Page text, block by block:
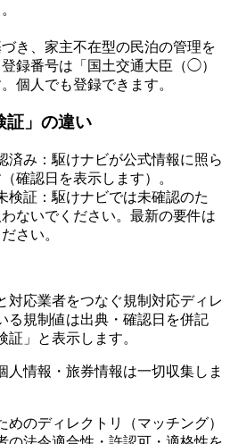
き、家主不在型の民泊の管理を
録番号は「国土交通大臣（◯）
個人でも登録できます。
証」の違い
済み：駆けナビが公式情報に照ら
確認日を表示します）。
検証：駆けナビでは未確認のた
ないでください。最新の要件は
さい。
対応業者をつなぐ規制対応ディレ
る規制値は出典・確認日を併記
証」と表示します。
人情報・旅券情報は一切収集しま
のディレクトリ（マッチング）